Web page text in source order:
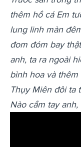
thêm hồ cá Em
lung linh màn
đom đóm bay
anh, ta ra ngoài
bình hoa và
Thụy Miên đôi ta
Nào cầm tay